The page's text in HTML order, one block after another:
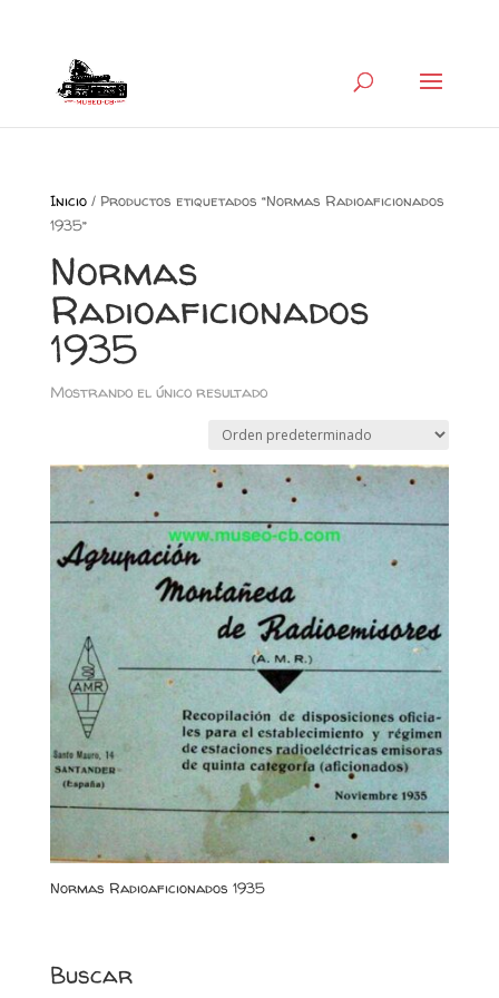
Inicio/ Productos etiquetados “Normas Radioaficionados
1935”
Normas
Radioaficionados
1935
Mostrando el único resultado
Normas Radioaficionados 1935
Buscar